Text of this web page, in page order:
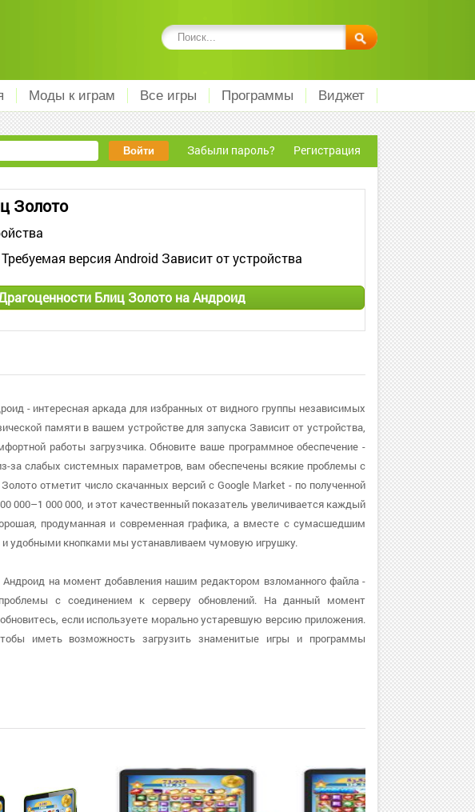
Моды к играм Все игры Программы Виджет
Забыли пароль? Регистрация
Золото
Требуемая версия Android Зависит от устройства
Блиц Золото на Андроид
- интересная аркада для избранных от видного группы независимых
памяти в вашем устройстве для запуска Зависит от устройства,
работы загрузчика. Обновите ваше программное обеспечение -
за слабых системных параметров, вам обеспечены всякие проблемы с
отметит число скачанных версий с Google Market - по полученной
000–1 000 000, и этот качественный показатель увеличивается каждый
продуманная и современная графика, а вместе с сумасшедшим
удобными кнопками мы устанавливаем чумовую игрушку.
на момент добавления нашим редактором взломанного файла -
с соединением к серверу обновлений. На данный момент
если используете морально устаревшую версию приложения.
иметь возможность загрузить знаменитые игры и программы